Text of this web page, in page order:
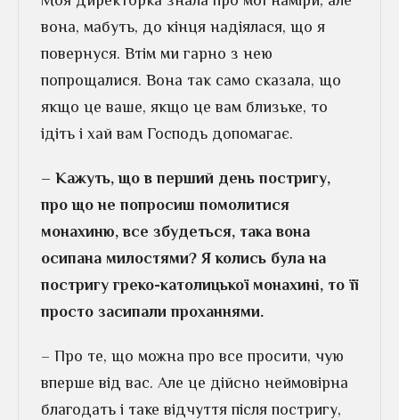
вона, мабуть, до кінця надіялася, що я
повернуся. Втім ми гарно з нею
попрощалися. Вона так само сказала, що
якщо це ваше, якщо це вам близьке, то
ідіть і хай вам Господь допомагає.
– Кажуть, що в перший день постригу,
про що не попросиш помолитися
монахиню, все збудеться, така вона
осипана милостями? Я колись була на
постригу греко-католицької монахині, то її
просто засипали проханнями.
– Про те, що можна про все просити, чую
вперше від вас. Але це дійсно неймовірна
благодать і таке відчуття після постригу,